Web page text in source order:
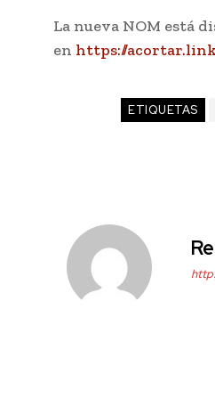
La nueva NOM está
en https://
ETIQUETAS